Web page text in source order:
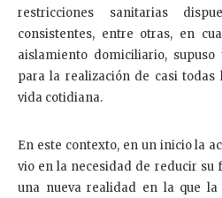
restricciones sanitarias
consistentes, entre otras, en
aislamiento domiciliario,
para la realización de casi todas
vida cotidiana.
En este contexto, en un inicio la
vio en la necesidad de reducir su
una nueva realidad en la que